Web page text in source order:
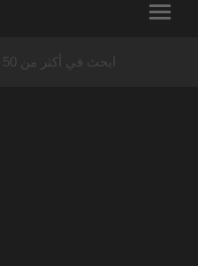
ابحث في أكثر من 50 مليون معلومة قانونية